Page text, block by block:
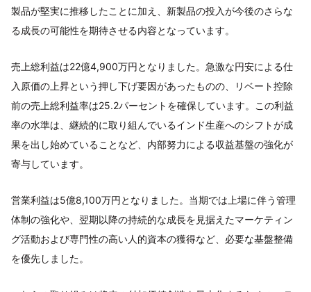
製品が堅実に推移したことに加え、新製品の投入が今後のさらな
る成長の可能性を期待させる内容となっています。
売上総利益は22億4,900万円となりました。急激な円安による仕
入原価の上昇という押し下げ要因があったものの、リベート控除
前の売上総利益率は25.2パーセントを確保しています。この利益
率の水準は、継続的に取り組んでいるインド生産へのシフトが成
果を出し始めていることなど、内部努力による収益基盤の強化が
寄与しています。
営業利益は5億8,100万円となりました。当期では上場に伴う管理
体制の強化や、翌期以降の持続的な成長を見据えたマーケティン
グ活動および専門性の高い人的資本の獲得など、必要な基盤整備
を優先しました。